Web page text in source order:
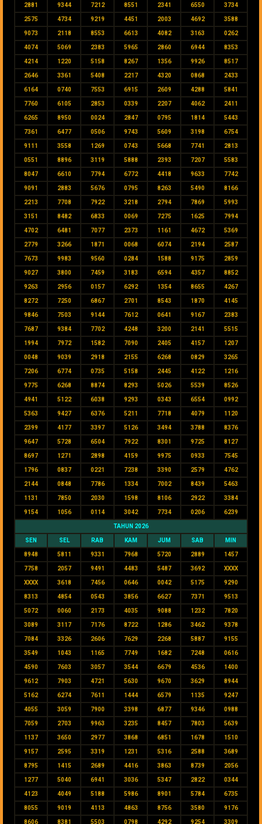
2881 9344 7212 8551 2341 6550 3734
2575 4734 9219 4451 2003 4692 3588
9073 2118 8553 6613 4082 3163 0262
4074 5069 2383 5965 2860 6944 8353
4214 1220 5158 8267 1356 9926 8517
2646 3361 5408 2217 4320 0868 2433
6164 0740 7553 6915 2609 4288 5841
7760 6105 2853 0339 2207 4062 2411
6265 8950 0024 2847 0795 1814 5443
7361 6477 0506 9743 5609 3198 6754
9111 3558 1269 0743 5668 7741 2813
0551 8896 3119 5888 2393 7207 5583
8047 6610 7794 6772 4418 9633 7742
9091 2883 5676 0795 8263 5490 8166
2213 7708 7922 3218 2794 7869 5993
3151 8482 6833 0069 7275 1625 7994
4702 6481 7077 2373 1161 4672 5369
2779 3266 1871 0068 6074 2194 2587
7673 9983 9560 0284 1588 9175 2859
9027 3800 7459 3183 6594 4357 8852
9263 2956 0157 6292 1354 8655 4267
8272 7250 6867 2701 8543 1870 4145
9846 7503 9144 7612 0641 9167 2383
7687 9384 7702 4248 3200 2141 5515
1994 7972 1582 7090 2405 4157 1207
0048 9039 2918 2155 6268 0829 3265
7206 6774 0735 5158 2445 4122 1216
9775 6268 8874 8293 5026 5539 8526
4941 5122 6038 9293 0343 6554 0992
5363 9427 6376 5211 7718 4079 1120
2399 4177 3397 5126 3494 3788 8376
9647 5728 6504 7922 8301 9725 8127
8697 1271 2898 4159 9975 0933 7545
1796 0837 0221 7238 3390 2579 4762
2144 0848 7786 1334 7002 8439 5463
1131 7850 2030 1598 8106 2922 3384
9154 1056 0114 3042 7734 0206 6239
TAHUN 2026
SEN SEL RAB KAM JUM SAB MIN
8948 5811 9331 7968 5720 2889 1457
7758 2057 9491 4483 5487 3692 XXXX
XXXX 3618 7456 0646 0042 5175 9290
8313 4854 0543 3856 6627 7371 9513
5072 0060 2173 4035 9088 1232 7820
3089 3117 7176 8722 1286 3462 9378
7084 3326 2606 7629 2268 5887 9155
3549 1043 1165 7749 1682 7248 0616
4590 7603 3057 3544 6679 4536 1400
9612 7903 4721 5630 9670 3629 8944
5162 6274 7611 1444 6579 1135 9247
4055 3059 7900 3398 6877 9346 0988
7059 2703 9963 3235 8457 7803 5639
1137 3650 2977 3868 6851 1678 1510
9157 2595 3319 1231 5316 2588 3689
8795 1415 2689 4416 3863 8739 2056
1277 5040 6941 3036 5347 2822 0344
4123 4049 5188 5986 8901 5784 6735
8055 9019 4113 4863 8756 3580 9176
8606 8381 5503 0798 4292 9254 3309